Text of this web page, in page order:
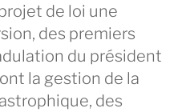
de loi une
des premiers
du président
la gestion de la
des